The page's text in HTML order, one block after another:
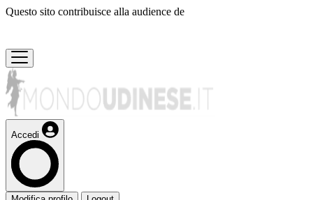
Questo sito contribuisce alla audience de
Accedi